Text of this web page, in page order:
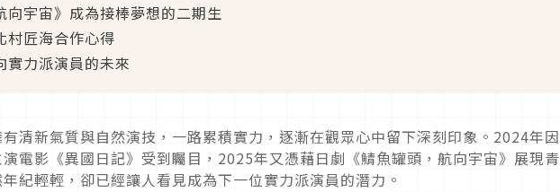
向宇宙》成為接棒夢想的二期生
村匠海合作心得
實力派演員的未來
清新氣質與自然演技，一路累積實力，逐漸在觀眾心中留下深刻印象。 2024年因
電影《異國日記》受到矚目， 2025年又憑藉日劇《鯖魚罐頭，航向宇宙》展現青
紀輕輕，卻已經讓人看見成為下一位實力派演員的潛力。